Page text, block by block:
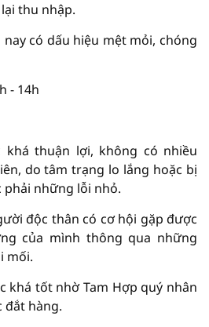
thu nhập.
có dấu hiệu mệt mỏi, chóng
- 14h
khá thuận lợi, không có nhiều
do tâm trạng lo lắng hoặc bị
phải những lỗi nhỏ.
độc thân có cơ hội gặp được
của mình thông qua những
mối.
khá tốt nhờ Tam Hợp quý nhân
đắt hàng.